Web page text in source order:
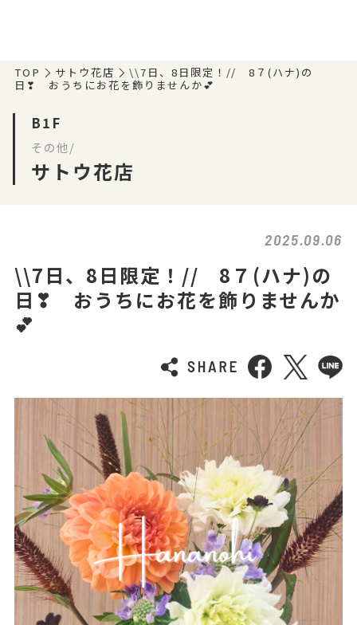
TOP サトウ花店
\\7日、8日限定！// 8７(ハナ)の
日❣ おうちにお花を飾りませんか💕
B1F
その他/
サトウ花店
2025.09.06
\\7日、8日限定！// 8７(ハナ)の
日❣ おうちにお花を飾りませんか
💕